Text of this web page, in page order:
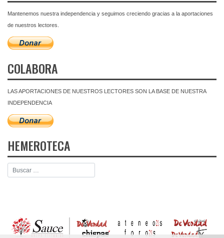
Mantenemos nuestra independencia y seguimos creciendo gracias a la aportaciones
de nuestros lectores.
COLABORA
LAS APORTACIONES DE NUESTROS LECTORES SON LA BASE DE NUESTRA
INDEPENDENCIA
HEMEROTECA